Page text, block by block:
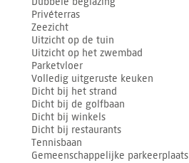
Privéterras
Zeezicht
Uitzicht op de tuin
Uitzicht op het zwembad
Parketvloer
Volledig uitgeruste keuken
Dicht bij het strand
Dicht bij de golfbaan
Dicht bij winkels
Dicht bij restaurants
Tennisbaan
Gemeenschappelijke parkeerplaats